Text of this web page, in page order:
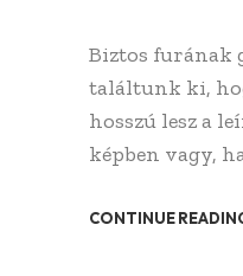
Biztos furának
találtunk ki,
hosszú lesz a
képben vagy,
CONTINUE